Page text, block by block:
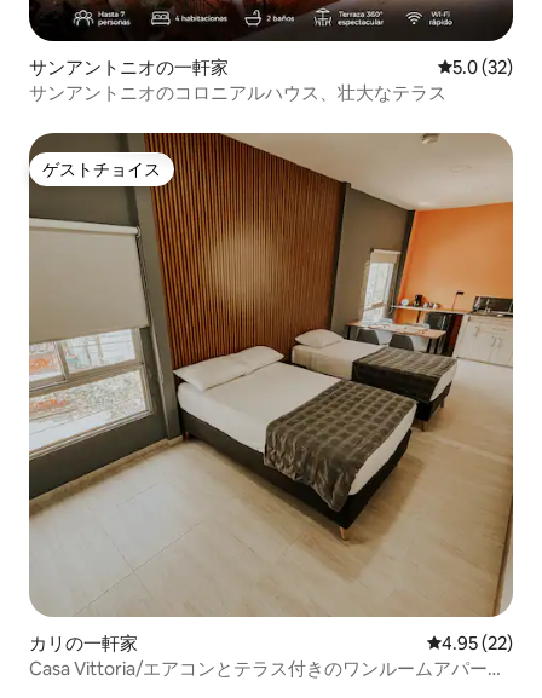
サンアントニオの一軒家 レビュー32
5.0 (32)
サンアントニオのコロニアルハウス、壮大なテラス
ゲストチョイス
ゲストチョイス
カリの一軒家 レビュー22
4.95 (22)
Casa Vittoria/エアコンとテラス付きのワンルームアパート